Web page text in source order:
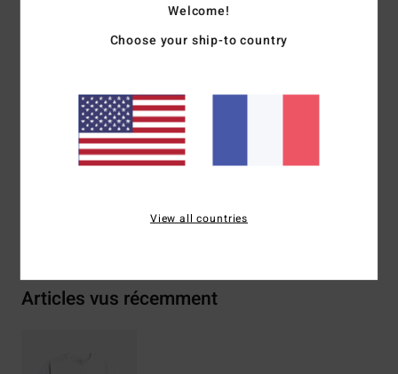
coton [160 g/m²]
coupe regular, classique et confortable
Composition100 % Coton
Traçabilité du produit (Loi Agec)
Livraison & Retours
Articles vus récemment
Welcome!
Choose your ship-to country
View all countries